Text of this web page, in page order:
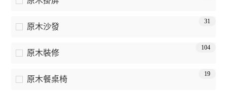
原木沙發
31
原木裝修
104
原木餐桌椅
19